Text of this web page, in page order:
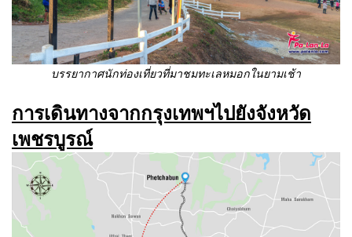
บรรยากาศนักท่องเที่ยวที่มาชมทะเลหมอกในยามเช้า
การเดินทางจากกรุงเทพฯไปยังจังหวัด
เพชรบูรณ์